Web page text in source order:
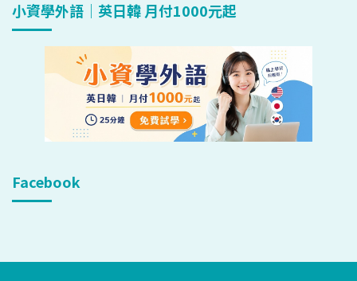
小資學外語｜英日韓 月付1000元起
Facebook